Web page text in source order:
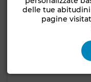
delle tue
pagine